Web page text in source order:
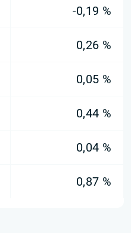
-0,19 %
0,26 %
0,05 %
0,44 %
0,04 %
0,87 %